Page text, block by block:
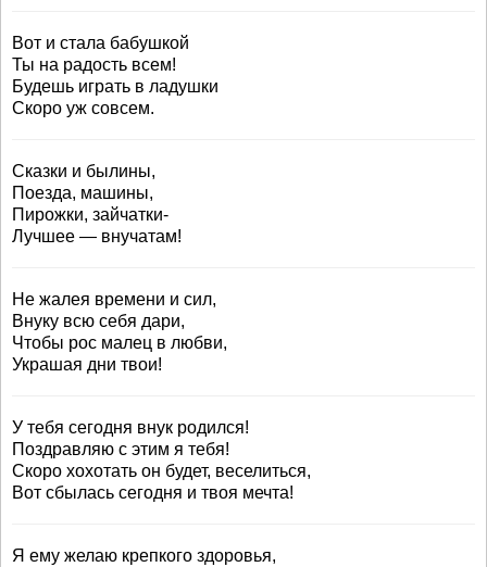
Вот и стала бабушкой
Ты на радость всем!
Будешь играть в ладушки
Скоро уж совсем.
Сказки и былины,
Поезда, машины,
Пирожки, зайчатки-
Лучшее — внучатам!
Не жалея времени и сил,
Внуку всю себя дари,
Чтобы рос малец в любви,
Украшая дни твои!
У тебя сегодня внук родился!
Поздравляю с этим я тебя!
Скоро хохотать он будет, веселиться,
Вот сбылась сегодня и твоя мечта!
Я ему желаю крепкого здоровья,